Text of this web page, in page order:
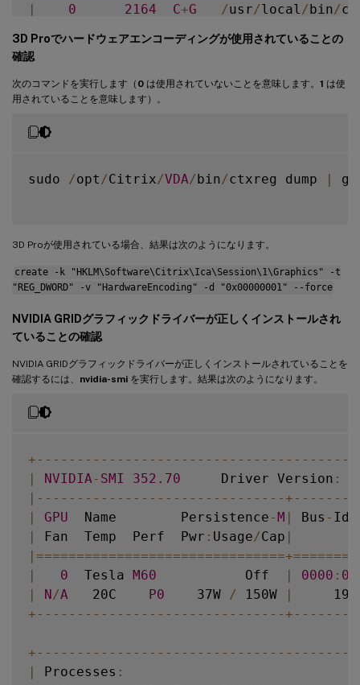
|
0 2164 C+G /usr/local /bin/
+ -- -- -- -------- -- -- -- ---- ---- -- -- -- ------
3D Proでハードウェアエンコーディングが使用されていることの
確認
次のコマンドを実行します（ 0 は使用されていないことを意味します。 1 は使
用されていることを意味します）。
sudo /opt /Citrix/VDA/bin/ctxreg dump |
3D Proが使用されている場合、結果は次のようになります。
create -k "HKLM\Software\Citrix\Ica\Session\1\Graphics" -t
"REG_DWORD" -v "HardwareEncoding" -d "0x00000001" --force
NVIDIA GRIDグラフィックドライバーが正しくインストールされ
ていることの確認
NVIDIA GRIDグラフィックドライバーが正しくインストールされていることを
確認するには、 nvidia-smi を実行します。結果は次のようになります。
+ -- -- -- -- -- -- -- -- -- -- -- -- -- -- -- -- -- -- -- --
|
NVIDIA - SMI 352.70
     Driver Version
:
| -- -- -- -- -- -- -- -- -- -- -- -- -- -- -- -+ -- -- -- --
|
GPU
  Name        Persistence
-M | Bus - Id
|
Fan  Temp  Perf  Pwr : Usage/Cap |
|===============================+=======
|
0
  Tesla
M60
           Off
| 0000 : 00
|
N/A
   20C
P0
    37W
/ 150W |
+ -- -- -- -- -- -- -- -- -- -- -- -- -- -- -- -+ -- -- -- --
+ -- -- -- -- -- -- -- -- -- -- -- -- -- -- -- -- -- -- -- --
|
Processes :